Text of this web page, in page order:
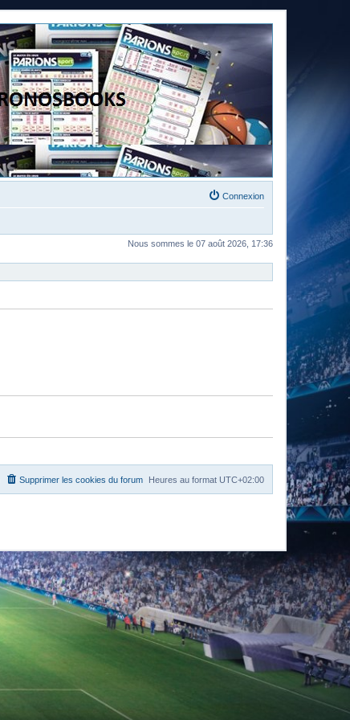
Connexion
Nous sommes le 07 août 2026, 17:36
Heures au format UTC+02:00
Supprimer les cookies du forum